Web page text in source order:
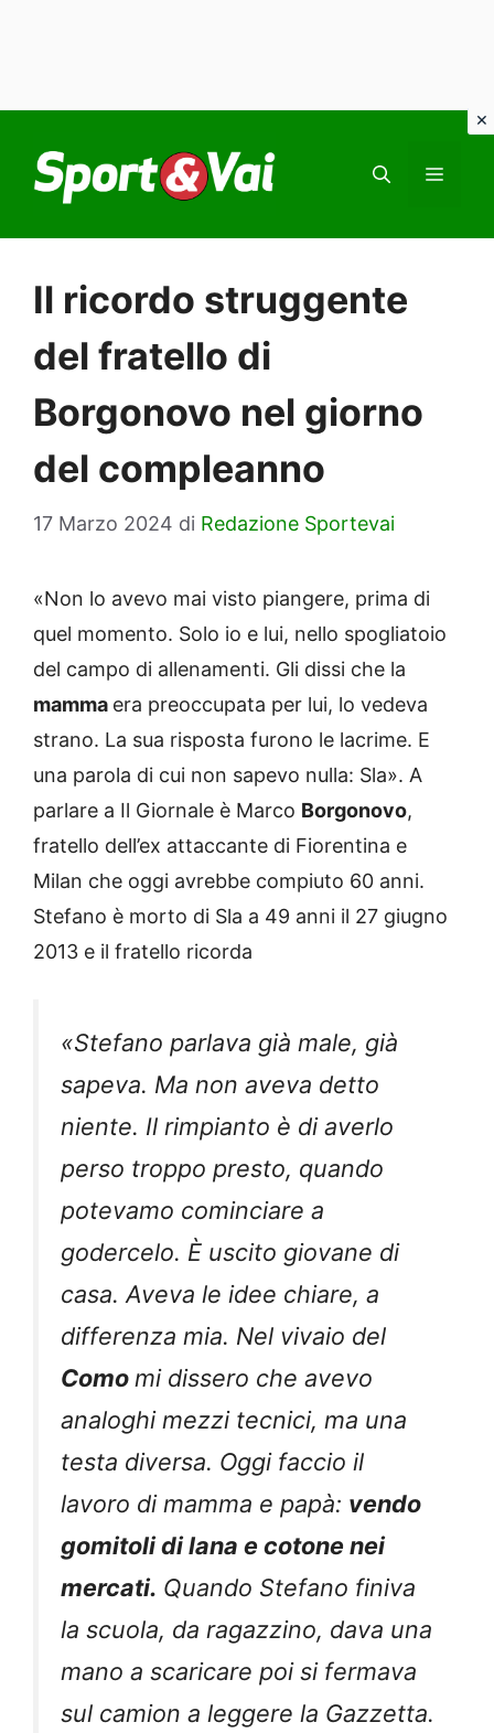
contenuto
Il ricordo struggente
del fratello di
Borgonovo nel giorno
del compleanno
17 Marzo 2024 di Redazione Sportevai
«Non lo avevo mai visto piangere, prima di
quel momento. Solo io e lui, nello spogliatoio
del campo di allenamenti. Gli dissi che la
mamma era preoccupata per lui, lo vedeva
strano. La sua risposta furono le lacrime. E
una parola di cui non sapevo nulla: Sla». A
parlare a Il Giornale è Marco Borgonovo,
fratello dell’ex attaccante di Fiorentina e
Milan che oggi avrebbe compiuto 60 anni.
Stefano è morto di Sla a 49 anni il 27 giugno
2013 e il fratello ricorda
«Stefano parlava già male, già
sapeva. Ma non aveva detto
niente. Il rimpianto è di averlo
perso troppo presto, quando
potevamo cominciare a
godercelo. È uscito giovane di
casa. Aveva le idee chiare, a
differenza mia. Nel vivaio del
Comomi dissero che avevo
analoghi mezzi tecnici, ma una
testa diversa. Oggi faccio il
lavoro di mamma e papà: vendo
gomitoli di lana e cotone nei
mercati. Quando Stefano finiva
la scuola, da ragazzino, dava una
mano a scaricare poi si fermava
sul camion a leggere la Gazzetta.